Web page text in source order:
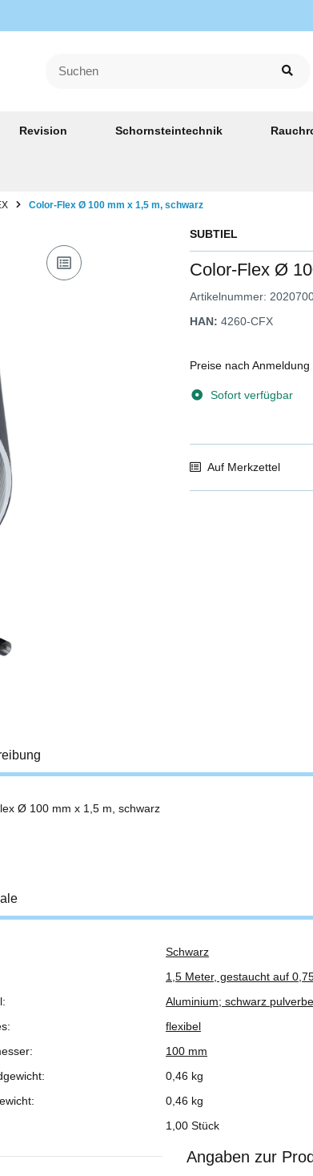
Revision Schornsteintechnik
Color-Flex Ø 100 mm x 1,5 m, schwarz
SUBTIEL
Color-Flex Ø
Artikelnummer:
HAN: 4260-CFX
Preise nach
Sofort verfügbar
Auf Merkzettel
Ø 100 mm x 1,5 m, schwarz
Schwarz
1,5 Meter, gestaucht auf
Aluminium; schwarz
flexibel
100 mm
0,46 kg
0,46 kg
1,00 Stück
Angaben zur